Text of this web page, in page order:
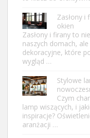
Zasłony i
okien
Zasłony i firany to
naszych domach,
dekoracyjne, które
wygląd …
Stylowe
Czym
lamp wiszących, i
inspiracje?
aranżacji …